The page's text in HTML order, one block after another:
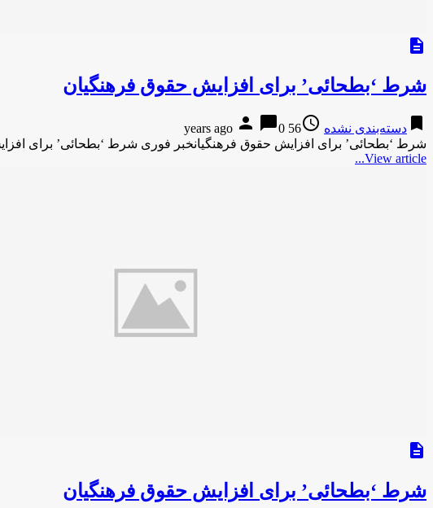
description
شرط ‘بطحائی’ برای افزایش حقوق فرهنگیان
bookmark دسته‌بندی نشده access_time
56 years ago
person chat_bubble0
شرط ‘بطحائی’ برای افزایش حقوق فرهنگیانخبر فوری شرط ‘بطحائی’ برای
View article...
description
شرط ‘بطحائی’ برای افزایش حقوق فرهنگیان